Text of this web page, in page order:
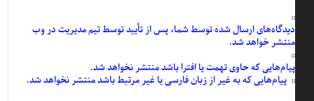
دیدگاه‌هایارسالشدهتوسط شما، پس ازتأیید توسط تیم مدیریت در وب
منتشر خواهد شد.
پیام‌هاییکه حاوی تهمت یا افترا باشد منتشر نخواهد شد.
پیام‌هاییکه به غیر از زبان فارسی یا غیر مرتبط باشد منتشر نخواهد شد.